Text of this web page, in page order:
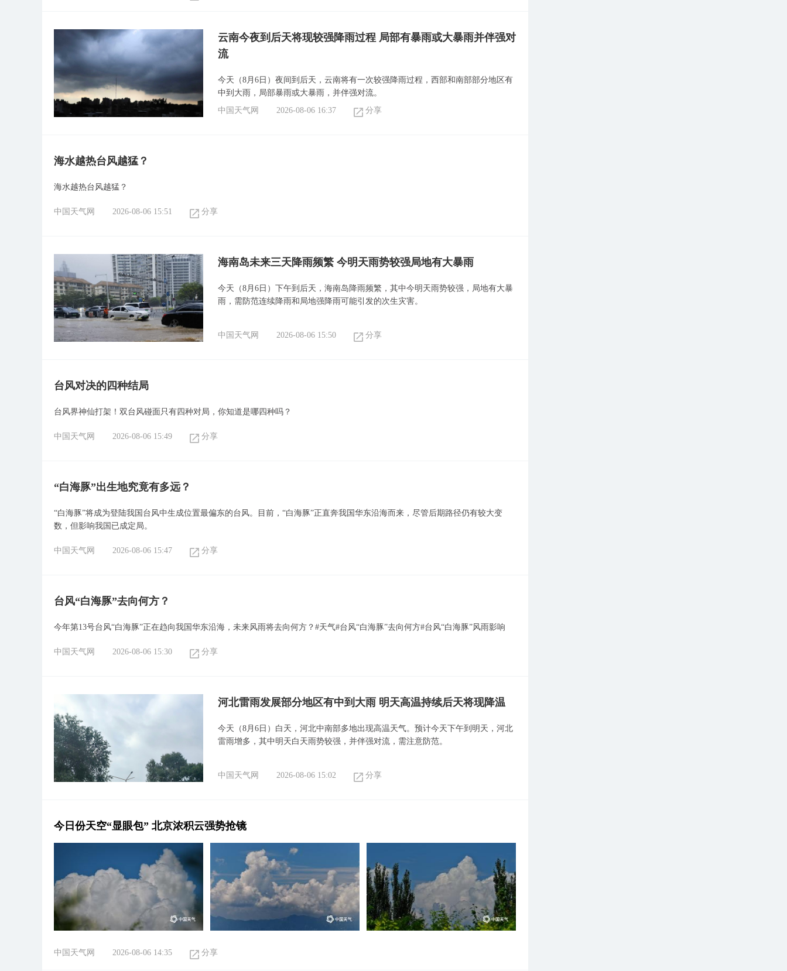
云南今夜到后天将现较强降雨过程 局部有暴雨或大暴雨并伴强对
流
今天（8月6日）夜间到后天，云南将有一次较强降雨过程，西部和南部部分地区有
中到大雨，局部暴雨或大暴雨，并伴强对流。
中国天气网
2026-08-06 16:37 分享
海水越热台风越猛？
海水越热台风越猛？
中国天气网 2026-08-06 15:51 分享
海南岛未来三天降雨频繁 今明天雨势较强局地有大暴雨
今天（8月6日）下午到后天，海南岛降雨频繁，其中今明天雨势较强，局地有大暴
雨，需防范连续降雨和局地强降雨可能引发的次生灾害。
中国天气网 2026-08-06 15:50 分享
台风对决的四种结局
台风界神仙打架！双台风碰面只有四种对局，你知道是哪四种吗？
中国天气网 2026-08-06 15:49 分享
“白海豚”出生地究竟有多远？
“白海豚”将成为登陆我国台风中生成位置最偏东的台风。目前，“白海豚”正直奔我国华东沿海而来，尽管后期路径仍有较大变
数，但影响我国已成定局。
中国天气网 2026-08-06 15:47 分享
台风“白海豚”去向何方？
今年第13号台风“白海豚”正在趋向我国华东沿海，未来风雨将去向何方？#天气#台风“白海豚”去向何方#台风“白海豚”风雨影响
中国天气网 2026-08-06 15:30 分享
河北雷雨发展部分地区有中到大雨 明天高温持续后天将现降温
今天（8月6日）白天，河北中南部多地出现高温天气。预计今天下午到明天，河北
雷雨增多，其中明天白天雨势较强，并伴强对流，需注意防范。
中国天气网 2026-08-06 15:02 分享
今日份天空“显眼包” 北京浓积云强势抢镜
中国天气网 2026-08-06 14:35 分享